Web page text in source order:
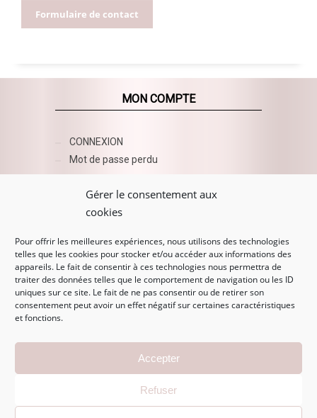
Gérer le consentement aux
cookies
Pour offrir les meilleures expériences, nous utilisons des technologies
telles que les cookies pour stocker et/ou accéder aux informations des
appareils. Le fait de consentir à ces technologies nous permettra de
traiter des données telles que le comportement de navigation ou les ID
uniques sur ce site. Le fait de ne pas consentir ou de retirer son
consentement peut avoir un effet négatif sur certaines caractéristiques
et fonctions.
Accepter
Refuser
Formulaire de contact
MON COMPTE
CONNEXION
Mot de passe perdu
AZUR BEAUTY ESHOP